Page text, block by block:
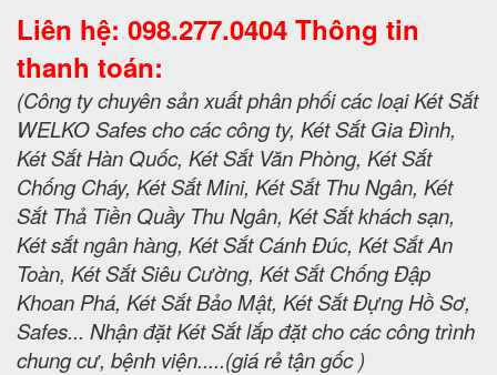
Liên hệ: 098.277.0404 Thông tin
thanh toán:
(Công ty chuyên sản xuất phân phối các loại Két Sắt
WELKO Safes cho các công ty, Két Sắt Gia Đình,
Két Sắt Hàn Quốc, Két Sắt Văn Phòng, Két Sắt
Chống Cháy, Két Sắt Mini, Két Sắt Thu Ngân, Két
Sắt Thả Tiền Quầy Thu Ngân, Két Sắt khách sạn,
Két sắt ngân hàng, Két Sắt Cánh Đúc, Két Sắt An
Toàn, Két Sắt Siêu Cường, Két Sắt Chống Đập
Khoan Phá, Két Sắt Bảo Mật, Két Sắt Đựng Hồ Sơ,
Safes... Nhận đặt Két Sắt lắp đặt cho các công trình
chung cư, bệnh viện.....(giá rẻ tận gốc )